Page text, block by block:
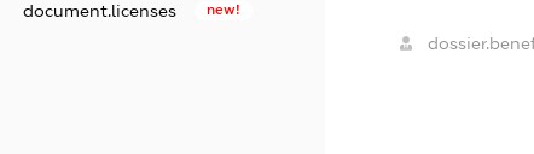
document.licenses new!